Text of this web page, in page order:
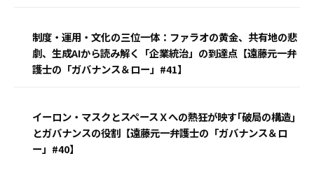
制度・運用・文化の三位一体：ファラオの黄金、共有地の悲
劇、生成AIから読み解く「企業統治」の到達点【遠藤元一弁
護士の「ガバナンス＆ロー」#41】
イーロン・マスクとスペースＸへの熱狂が映す｢破局の構造｣
とガバナンスの役割【遠藤元一弁護士の「ガバナンス＆ロ
ー」#40】